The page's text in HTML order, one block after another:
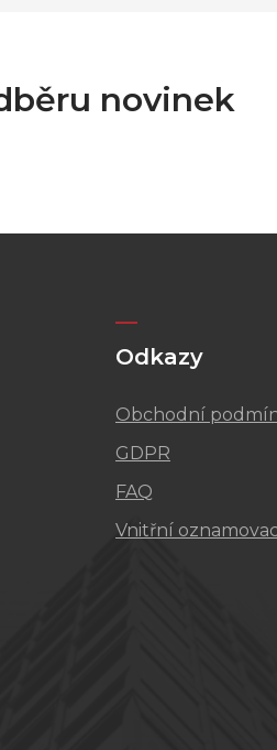
novinek
Odkazy
Obchodní
GDPR
FAQ
Vnitřní